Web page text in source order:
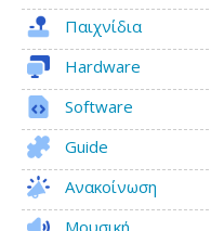
Παιχνίδια
Hardware
Software
Guide
Ανακοίνωση
Μουσική